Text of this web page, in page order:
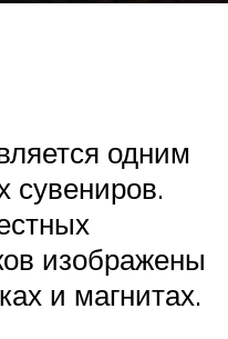
одним
сувениров.
изображены
и магнитах.